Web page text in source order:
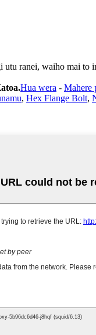
utu ranei, waiho mai to
Hua wera - Mahere
, Hex Flange Bolt,